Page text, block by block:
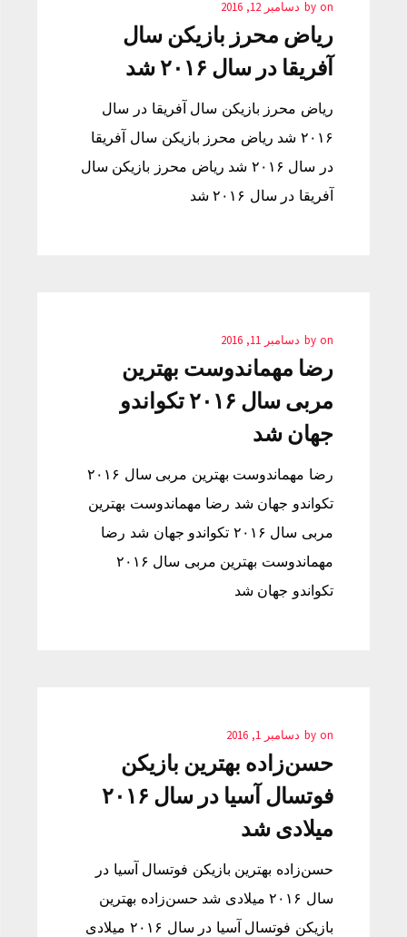
by on دسامبر 12, 2016
ریاض محرز بازیکن سال
آفریقا در سال ۲۰۱۶ شد
ریاض محرز بازیکن سال آفریقا در سال
۲۰۱۶ شد ریاض محرز بازیکن سال آفریقا
در سال ۲۰۱۶ شد ریاض محرز بازیکن سال
آفریقا در سال ۲۰۱۶ شد
by on دسامبر 11, 2016
رضا مهماندوست بهترین
مربی سال ۲۰۱۶ تکواندو
جهان شد
رضا مهماندوست بهترین مربی سال ۲۰۱۶
تکواندو جهان شد رضا مهماندوست بهترین
مربی سال ۲۰۱۶ تکواندو جهان شد رضا
مهماندوست بهترین مربی سال ۲۰۱۶
تکواندو جهان شد
by on دسامبر 1, 2016
حسن‌زاده بهترین بازیکن
فوتسال آسیا در سال ۲۰۱۶
میلادی شد
حسن‌زاده بهترین بازیکن فوتسال آسیا در
سال ۲۰۱۶ میلادی شد حسن‌زاده بهترین
بازیکن فوتسال آسیا در سال ۲۰۱۶ میلادی